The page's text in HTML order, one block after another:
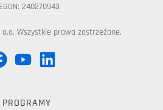
240270943
Wszystkie prawa zastrzeżone.
PROGRAMY